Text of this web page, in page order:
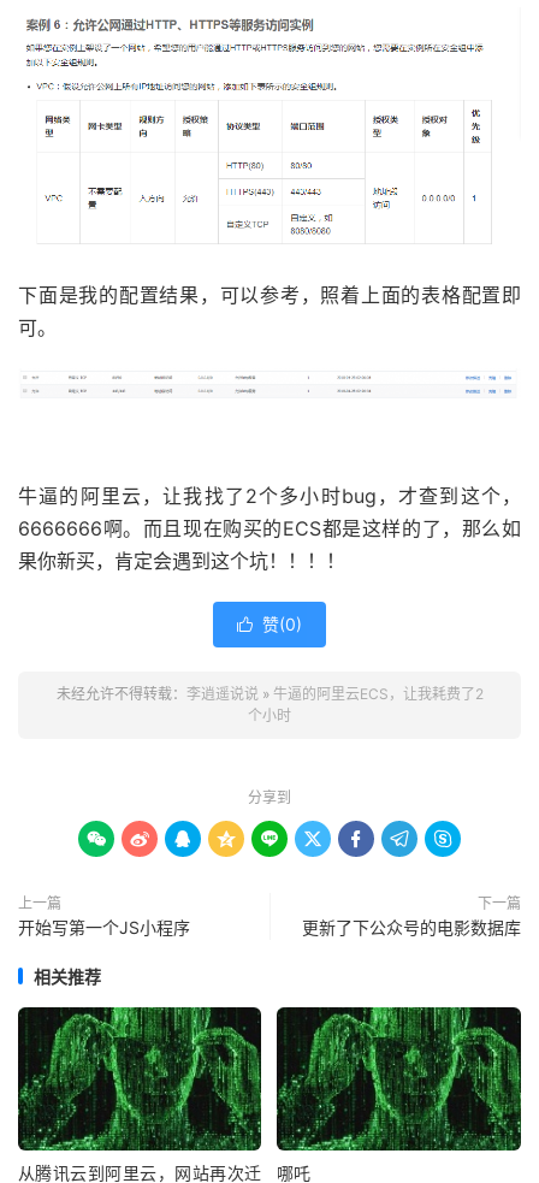
下面是我的配置结果，可以参考，照着上面的表格配置即
可。
牛逼的阿里云，让我找了2个多小时bug，才查到这个，
6666666啊。而且现在购买的ECS都是这样的了，那么如
果你新买，肯定会遇到这个坑！！！！
 赞(0)
未经允许不得转载： 李逍遥说说 » 牛逼的阿里云ECS，让我耗费了2
个小时
分享到
        
上一篇
开始写第一个JS小程序
下一篇
更新了下公众号的电影数据库
相关推荐
从腾讯云到阿里云，网站再次迁
哪吒